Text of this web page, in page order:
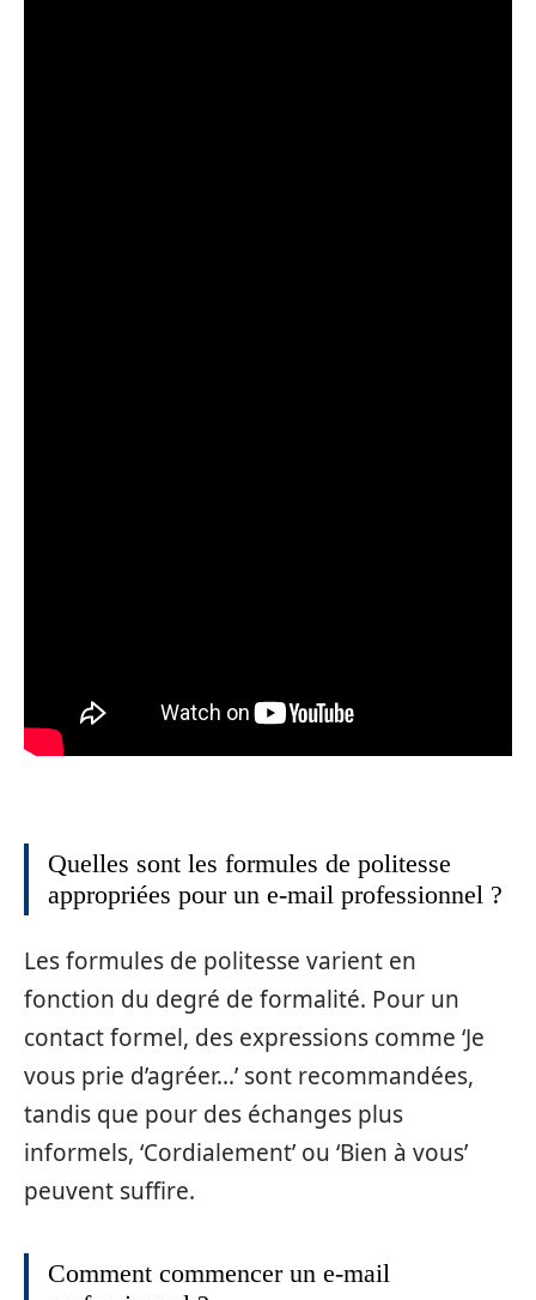
Quelles sont les formules de politesse
appropriées pour un e-mail professionnel ?
Les formules de politesse varient en
fonction du degré de formalité. Pour un
contact formel, des expressions comme ‘Je
vous prie d’agréer…’ sont recommandées,
tandis que pour des échanges plus
informels, ‘Cordialement’ ou ‘Bien à vous’
peuvent suffire.
Comment commencer un e-mail